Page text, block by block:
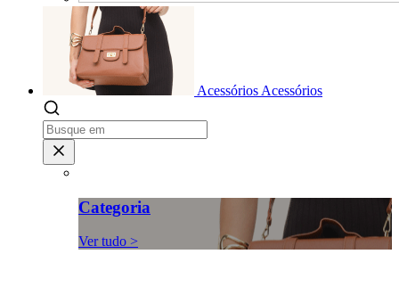
Acessórios Acessórios
Categoria
Ver tudo >